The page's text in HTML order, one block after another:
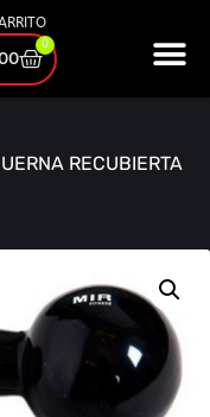
0
RECUBIERTA